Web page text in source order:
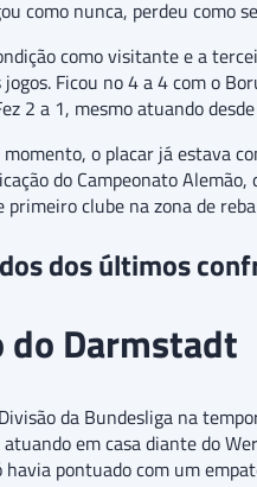
como nunca, perdeu como
como visitante e a
Ficou no 4 a 4 com o
2 a 1, mesmo atuando
o placar já estava
do Campeonato
clube na zona de
dos últimos
do Darmstadt
da Bundesliga na
em casa diante do
pontuado com um